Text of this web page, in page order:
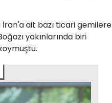
ait bazı ticari gemilere
yakınlarında biri